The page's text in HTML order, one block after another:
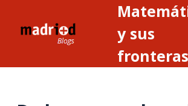
y sus
fronteras